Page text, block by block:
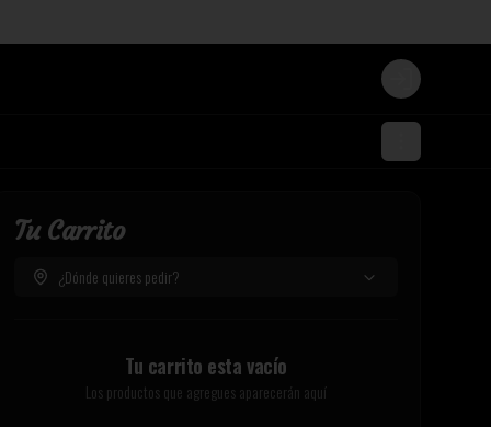
Login
Tu Carrito
¿Dónde quieres pedir?
Tu carrito esta vacío
Los productos que agregues aparecerán aquí